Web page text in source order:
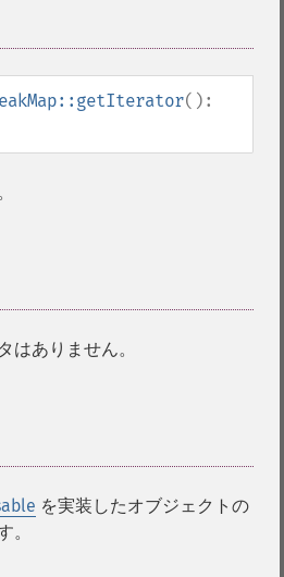
():
はありません。
を実装したオブジェクトの
。